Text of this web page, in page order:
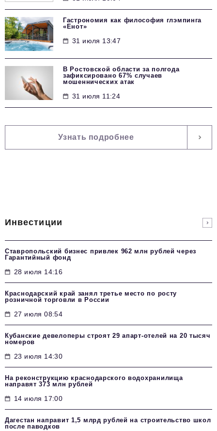
Гастрономия как философия глэмпинга
«Енот»
31 июля 13:47
В Ростовской области за полгода
зафиксировано 67% случаев
мошеннических атак
31 июля 11:24
Узнать подробнее
Инвестиции
Ставропольский бизнес привлек 962 млн рублей через
Гарантийный фонд
28 июля 14:16
Краснодарский край занял третье место по росту
розничной торговли в России
27 июля 08:54
Кубанские девелоперы строят 29 апарт-отелей на 20 тысяч
номеров
23 июля 14:30
На реконструкцию краснодарского водохранилища
направят 373 млн рублей
14 июля 17:00
Дагестан направит 1,5 млрд рублей на строительство школ
после паводков